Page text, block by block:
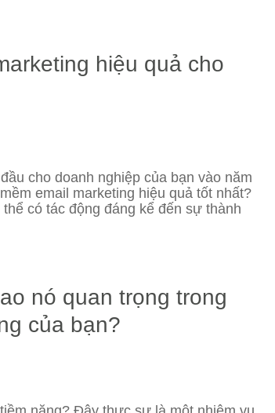
hiệu quả cho
cho doanh nghiệp của bạn vào năm
email marketing hiệu quả tốt nhất?
có tác động đáng kể đến sự thành
nó quan trọng trong
của bạn?